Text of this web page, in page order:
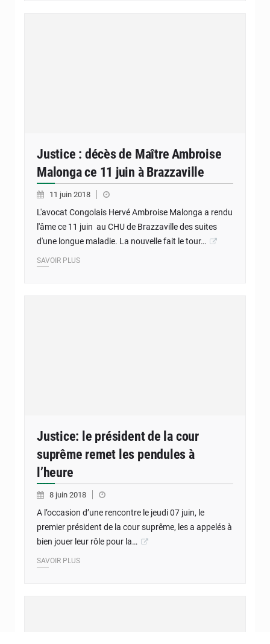
Justice : décès de Maître Ambroise
Malonga ce 11 juin à Brazzaville
11 juin 2018
L'avocat Congolais Hervé Ambroise Malonga a rendu
l'âme ce 11 juin au CHU de Brazzaville des suites
d'une longue maladie. La nouvelle fait le tour…
SAVOIR PLUS
Justice: le président de la cour
suprême remet les pendules à
l’heure
8 juin 2018
A l’occasion d’une rencontre le jeudi 07 juin, le
premier président de la cour suprême, les a appelés à
bien jouer leur rôle pour la…
SAVOIR PLUS